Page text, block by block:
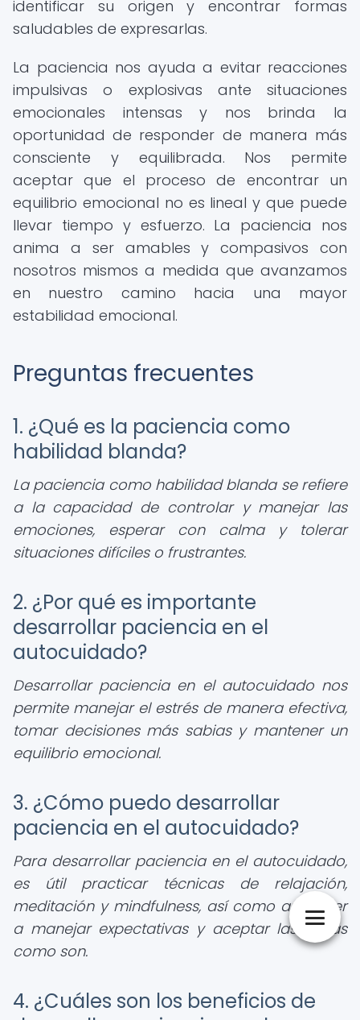
identificar su origen y encontrar formas
saludables de expresarlas.
La paciencia nos ayuda a evitar reacciones
impulsivas o explosivas ante situaciones
emocionales intensas y nos brinda la
oportunidad de responder de manera más
consciente y equilibrada. Nos permite
aceptar que el proceso de encontrar un
equilibrio emocional no es lineal y que puede
llevar tiempo y esfuerzo. La paciencia nos
anima a ser amables y compasivos con
nosotros mismos a medida que avanzamos
en nuestro camino hacia una mayor
estabilidad emocional.
Preguntas frecuentes
1. ¿Qué es la paciencia como
habilidad blanda?
La paciencia como habilidad blanda se refiere
a la capacidad de controlar y manejar las
emociones, esperar con calma y tolerar
situaciones difíciles o frustrantes.
2. ¿Por qué es importante
desarrollar paciencia en el
autocuidado?
Desarrollar paciencia en el autocuidado nos
permite manejar el estrés de manera efectiva,
tomar decisiones más sabias y mantener un
equilibrio emocional.
3. ¿Cómo puedo desarrollar
paciencia en el autocuidado?
Para desarrollar paciencia en el autocuidado,
es útil practicar técnicas de relajación,
meditación y mindfulness, así como aprender
a manejar expectativas y aceptar las cosas
como son.
4. ¿Cuáles son los beneficios de